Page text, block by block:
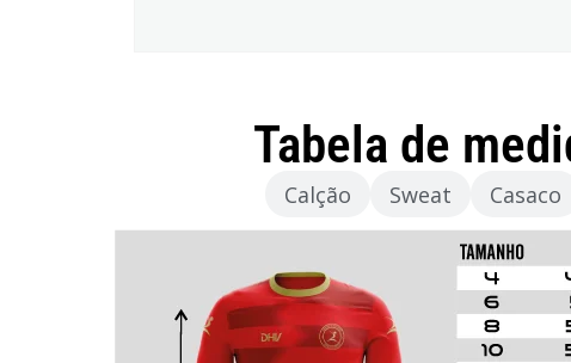
Tabela de
Calção Sweat Casaco